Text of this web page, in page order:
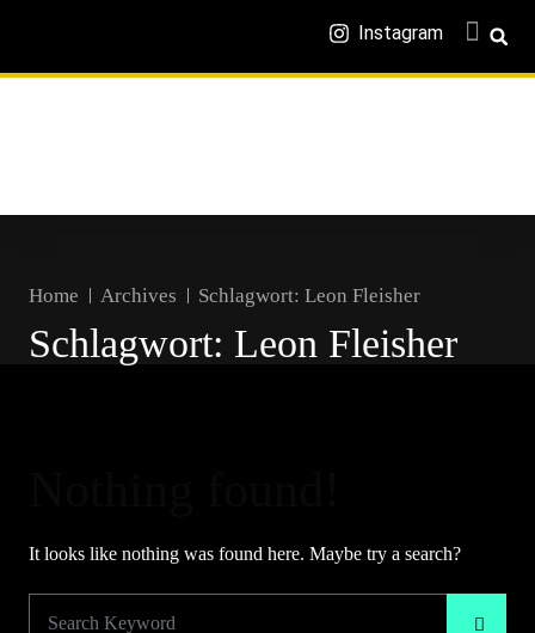
Instagram
Home Archives Schlagwort: Leon Fleisher
Schlagwort: Leon Fleisher
It looks like nothing was found here. Maybe try a search?